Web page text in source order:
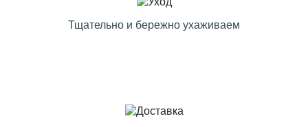
Тщательно и бережно ухаживаем